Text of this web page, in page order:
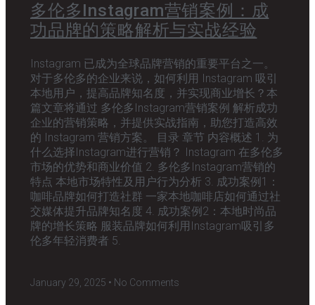
多伦多Instagram营销案例：成
功品牌的策略解析与实战经验
Instagram 已成为全球品牌营销的重要平台之一。
对于多伦多的企业来说，如何利用 Instagram 吸引
本地用户，提高品牌知名度，并实现商业增长？本
篇文章将通过 多伦多Instagram营销案例 解析成功
企业的营销策略，并提供实战指南，助您打造高效
的 Instagram 营销方案。 目录 章节 内容概述 1. 为
什么选择Instagram进行营销？ Instagram 在多伦多
市场的优势和商业价值 2. 多伦多Instagram营销的
特点 本地市场特性及用户行为分析 3. 成功案例1：
咖啡品牌如何打造社群 一家本地咖啡店如何通过社
交媒体提升品牌知名度 4. 成功案例2：本地时尚品
牌的增长策略 服装品牌如何利用Instagram吸引多
伦多年轻消费者 5.
January 29, 2025 No Comments